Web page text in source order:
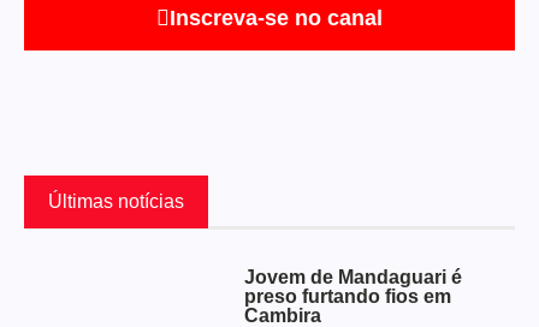
Inscreva-se no canal
Últimas notícias
Jovem de Mandaguari é
preso furtando fios em
Cambira